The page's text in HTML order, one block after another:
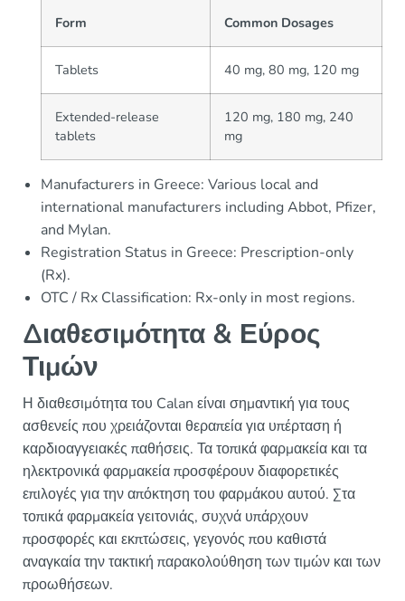
Form Common Dosages
Tablets 40 mg, 80 mg, 120 mg
Extended-release
tablets
120 mg, 180 mg, 240
mg
Manufacturers in Greece: Various local and
international manufacturers including Abbot, Pfizer,
and Mylan.
Registration Status in Greece: Prescription-only
(Rx).
OTC / Rx Classification: Rx-only in most regions.
Διαθεσιμότητα & Εύρος
Τιμών
Η διαθεσιμότητα του Calan είναι σημαντική για τους
ασθενείς που χρειάζονται θεραπεία για υπέρταση ή
καρδιοαγγειακές παθήσεις. Τα τοπικά φαρμακεία και τα
ηλεκτρονικά φαρμακεία προσφέρουν διαφορετικές
επιλογές για την απόκτηση του φαρμάκου αυτού. Στα
τοπικά φαρμακεία γειτονιάς, συχνά υπάρχουν
προσφορές και εκπτώσεις, γεγονός που καθιστά
αναγκαία την τακτική παρακολούθηση των τιμών και των
προωθήσεων.